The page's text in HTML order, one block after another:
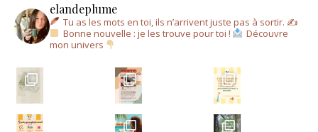
elandeplume
Tu as les mots en toi, ils n’arrivent juste pas à sortir. ✍
Bonne nouvelle : je les trouve pour toi !
Découvre
mon univers
Un a